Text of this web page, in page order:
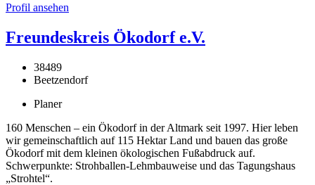
Profil ansehen
Freundeskreis Ökodorf e.V.
38489
Beetzendorf
Planer
160 Menschen – ein Ökodorf in der Altmark seit 1997. Hier leben
wir gemeinschaftlich auf 115 Hektar Land und bauen das große
Ökodorf mit dem kleinen ökologischen Fußabdruck auf.
Schwerpunkte: Strohballen-Lehmbauweise und das Tagungshaus
„Strohtel“.